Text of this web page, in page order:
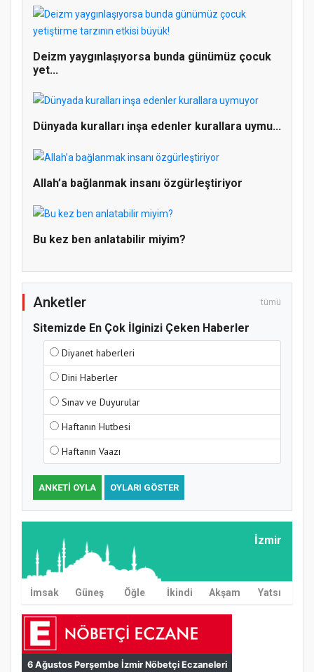
Doğanyol'da Temel Dini Bilgiler Sınavı
Deizm yaygınlaşıyorsa bunda günümüz çocuk
yet...
Dünyada kuralları inşa edenler kurallara uymu...
Allah’a bağlanmak insanı özgürleştiriyor
Bu kez ben anlatabilir miyim?
Anketler tümü
Sitemizde En Çok İlginizi Çeken Haberler
Diyanet haberleri
Dini Haberler
Sınav ve Duyurular
Haftanın Hutbesi
Haftanın Vaazı
ANKETI OYLA OYLARI GÖSTER
İzmir
İmsak Güneş Öğle İkindi Akşam Yatsı